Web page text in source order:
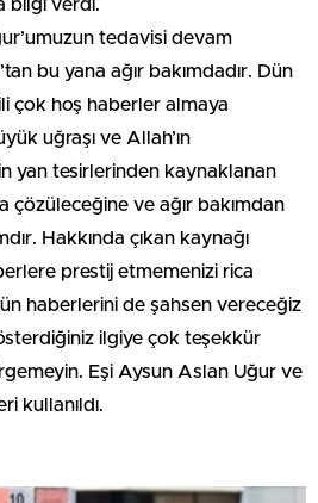
bilgi verdi.
tedavisi devam
bu yana ağır bakımdadır. Dün
çok hoş haberler almaya
uğraşı ve Allah’ın
yan tesirlerinden kaynaklanan
çözüleceğine ve ağır bakımdan
Hakkında çıkan kaynağı
prestij etmemenizi rica
haberlerini de şahsen vereceğiz
ilgiye çok teşekkür
Eşi Aysun Aslan Uğur ve
kullanıldı.